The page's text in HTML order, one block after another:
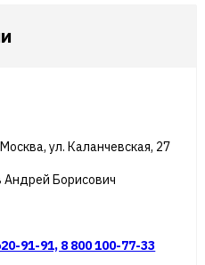
ул. Каланчевская, 27
Андрей Борисович
91-91, 8 800 100-77-33